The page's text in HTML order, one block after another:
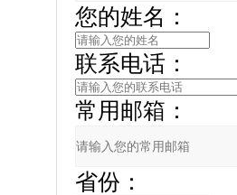
您的姓名：
联系电话：
常用邮箱：
省份：